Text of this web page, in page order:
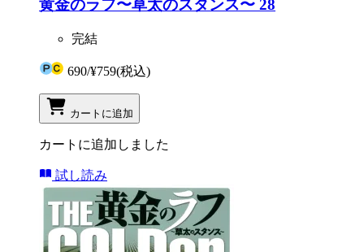
黄金のラフ〜草太のスタンス〜 28
完結
690/¥759(税込)
カートに追加
カートに追加しました
試し読み